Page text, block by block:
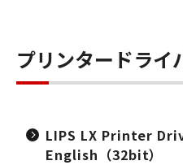
プリンタードライ
LIPS LX Printer
English（32bit）